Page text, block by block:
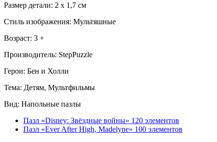
Размер детали: 2 x 1,7 см
Стиль изображения: Мультяшные
Возраст: 3 +
Производитель: StepPuzzle
Герои: Бен и Холли
Тема: Детям, Мультфильмы
Вид: Напольные пазлы
Пазл «Disney: Звёздные войны» 120 элементов
Пазл «Ever After High, Madelyne» 100 элементов